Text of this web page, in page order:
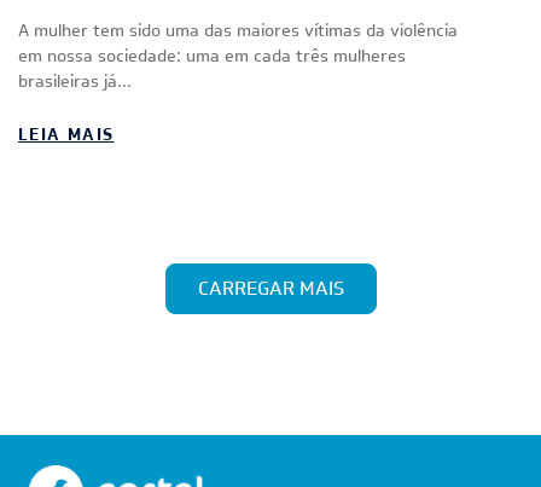
A mulher tem sido uma das maiores vítimas da violência
em nossa sociedade: uma em cada três mulheres
brasileiras já...
LEIA MAIS
CARREGAR MAIS